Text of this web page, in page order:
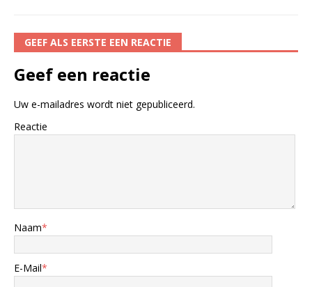
GEEF ALS EERSTE EEN REACTIE
Geef een reactie
Uw e-mailadres wordt niet gepubliceerd.
Reactie
Naam*
E-Mail*